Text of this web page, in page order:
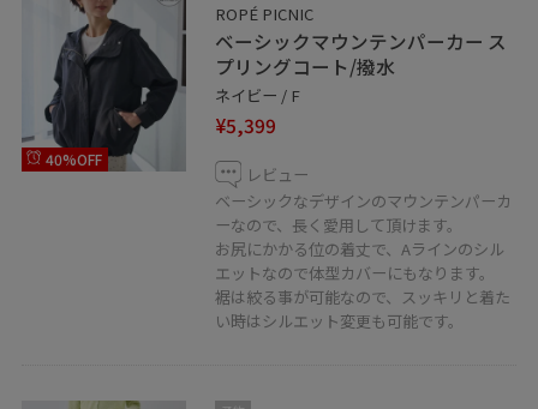
40%OFF
ROPÉ PICNIC
ベーシックマウンテンパーカー ス
プリングコート/撥水
ネイビー / F
¥5,399
レビュー
ベーシックなデザインのマウンテンパーカ
ーなので、長く愛用して頂けます。
お尻にかかる位の着丈で、Aラインのシル
エットなので体型カバーにもなります。
裾は絞る事が可能なので、スッキリと着た
い時はシルエット変更も可能です。